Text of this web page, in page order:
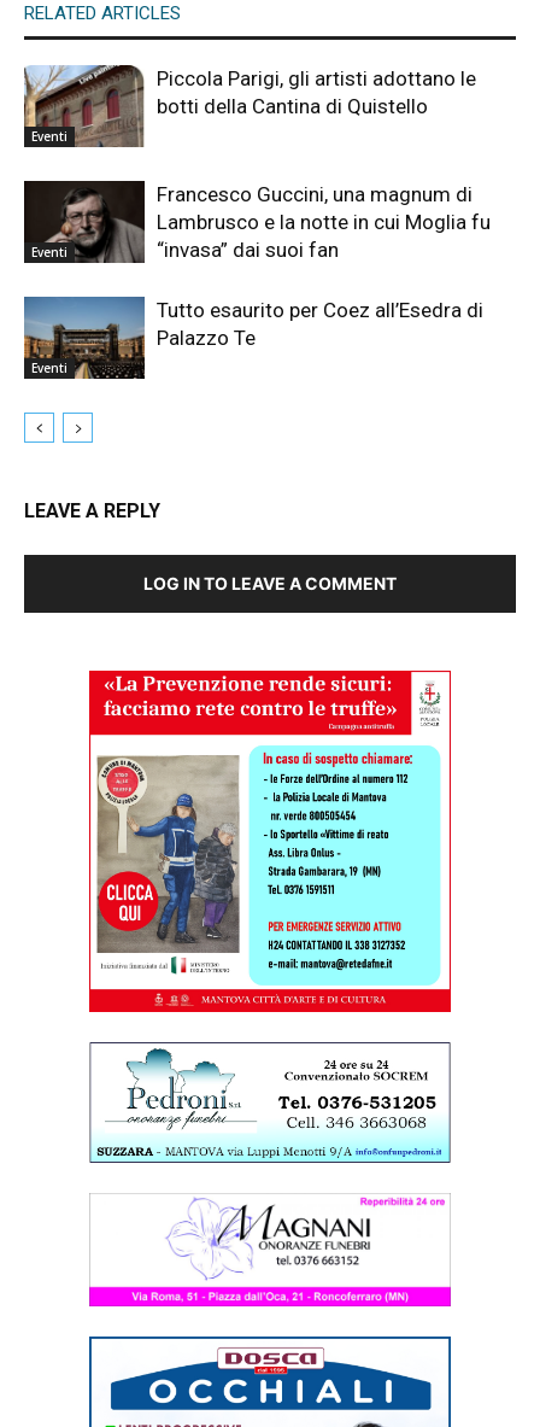
RELATED ARTICLES
Eventi
Piccola Parigi, gli artisti adottano le
botti della Cantina di Quistello
Eventi
Francesco Guccini, una magnum di
Lambrusco e la notte in cui Moglia fu
“invasa” dai suoi fan
Eventi
Tutto esaurito per Coez all’Esedra di
Palazzo Te
LEAVE A REPLY
LOG IN TO LEAVE A COMMENT